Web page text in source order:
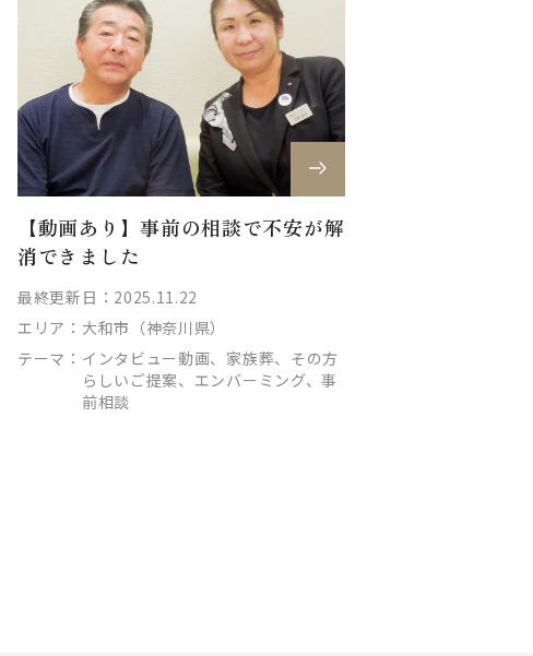
【動画あり】事前の相談で不安が解
消できました
最終更新日：2025.11.22
エリア： 大和市（神奈川県）
テーマ： インタビュー動画、家族葬、その方
らしいご提案、エンバーミング、事
前相談